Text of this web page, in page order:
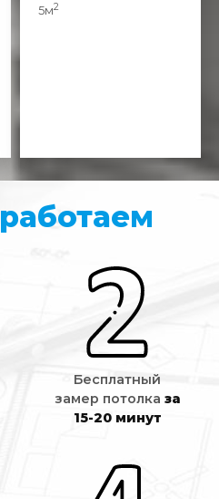
5м2
работаем
Бесплатный
замер потолка за
15-20 минут